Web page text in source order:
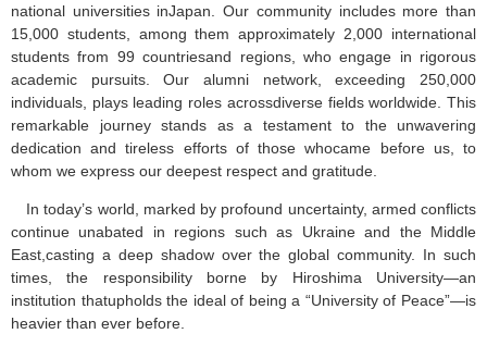
national universities inJapan. Our community includes more than
15,000 students, among them approximately 2,000 international
students from 99 countriesand regions, who engage in rigorous
academic pursuits. Our alumni network, exceeding 250,000
individuals, plays leading roles acrossdiverse fields worldwide. This
remarkable journey stands as a testament to the unwavering
dedication and tireless efforts of those whocame before us, to
whom we express our deepest respect and gratitude.
In today’s world, marked by profound uncertainty, armed conflicts
continue unabated in regions such as Ukraine and the Middle
East,casting a deep shadow over the global community. In such
times, the responsibility borne by Hiroshima University—an
institution thatupholds the ideal of being a “University of Peace”—is
heavier than ever before.